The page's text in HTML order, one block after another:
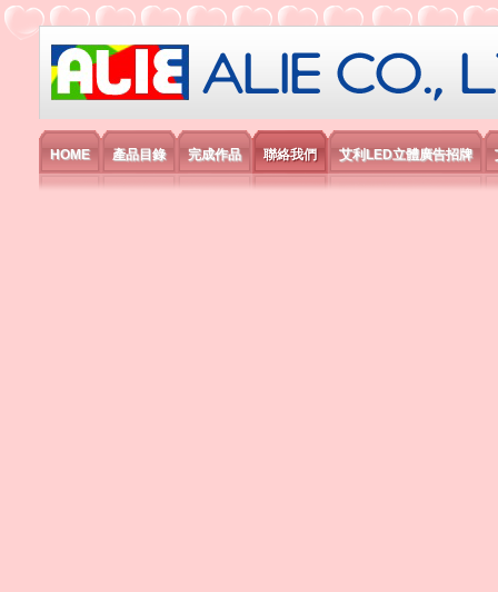
艾利國際電子有限公司
HOME 產品目錄 完成作品 聯絡我們 艾利LED立體廣告招牌